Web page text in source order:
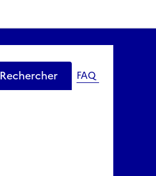
Rechercher FAQ